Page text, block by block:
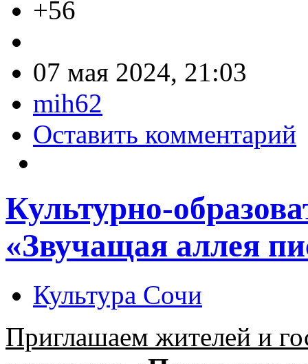
+56
07 мая 2024, 21:03
mih62
Оставить комментарий
Культурно-
«Звучащая аллея
Культура Сочи
Приглашаем жителей и